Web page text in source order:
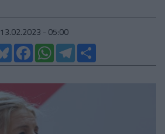
13.02.2023 - 05:00
BlueskyFacebookWhatsAppTelegram